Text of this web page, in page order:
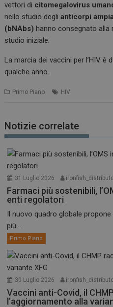
vettori di citomegalovirus
nello studio degli anticorpi
(bNAbs) hanno consegnato alla
studio iniziale.
La marcia dei vaccini per l’HIV è
qualche anno.
Primo Piano HIV
Notizie correlate
31 Luglio 2026
Farmaci più sostenibili,
enti regolatori
Il nuovo quadro globale
più...
Primo Piano
30 Luglio 2026
Vaccini anti-Covid, il
l’aggiornamento alla